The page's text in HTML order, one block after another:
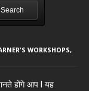
Search
WORKSHOPS,
होंगे आप l यह